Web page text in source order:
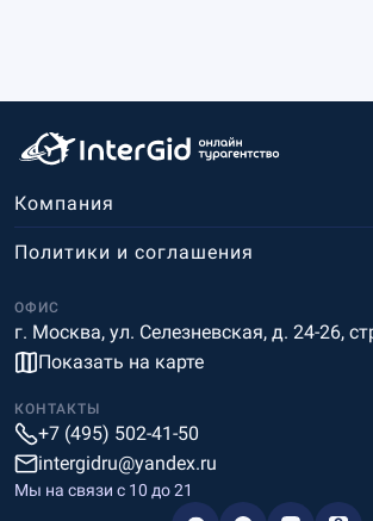
Компания
ОФИС
г. Москва, ул. Селезневская, д. 24-26,
Показать на карте
Политики и соглашения
КОНТАКТЫ
+7 (495) 502-41-50
intergidru@yandex.ru
Мы на связи c 10 до 21